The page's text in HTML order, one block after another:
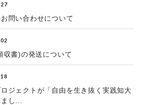
問い合わせについて
書)の発送について
ジェクトが「自由を生き抜く実践知大
し...